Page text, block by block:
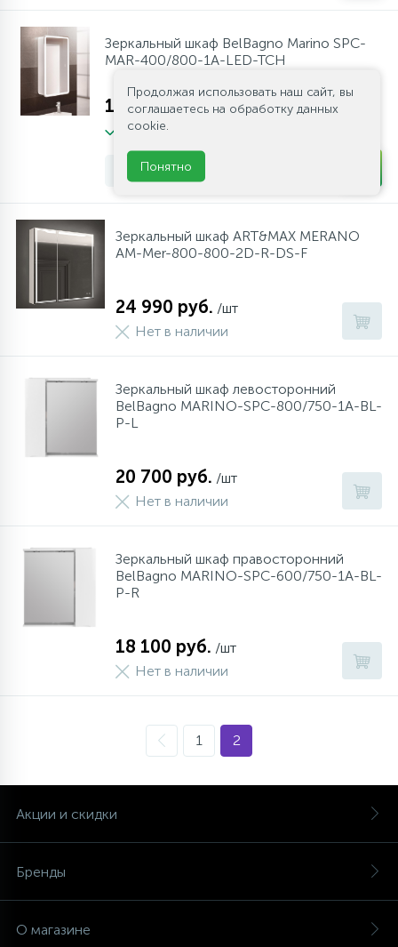
Зеркальный шкаф BelBagno Marino SPC-
MAR-400/800-1A-LED-TCH
16 200 руб. /шт
В наличии много
Зеркальный шкаф ART&MAX MERANO
AM-Mer-800-800-2D-R-DS-F
24 990 руб. /шт
Нет в наличии
Зеркальный шкаф левосторонний
BelBagno MARINO-SPC-800/750-1A-BL-
P-L
20 700 руб. /шт
Нет в наличии
Зеркальный шкаф правосторонний
BelBagno MARINO-SPC-600/750-1A-BL-
P-R
18 100 руб. /шт
Нет в наличии
1 2
Акции и скидки
Бренды
О магазине
Продолжая использовать наш сайт, вы
соглашаетесь на обработку данных
cookie.
Понятно